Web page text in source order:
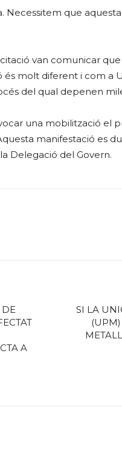
Necessitem que
van comunicar
és molt diferent i com a
del qual depenen
una mobilització el
manifestació es
Delegació del Govern.
DE
A
SI LA